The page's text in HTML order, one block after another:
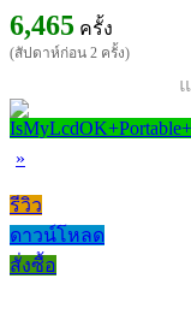
6,465 ครั้ง
(สัปดาห์ก่อน 2 ครั้ง)
»
รีวิว
ดาวน์โหลด
สั่งซื้อ